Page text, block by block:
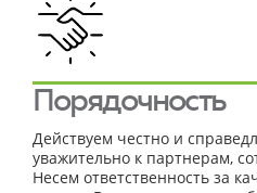
Порядочность
Действуем честно и
уважительно к партнерам,
Несем ответственность за